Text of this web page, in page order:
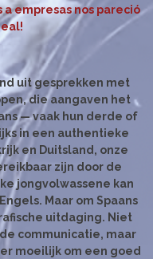
empresas nos pareció
uit gesprekken met
die aangaven het
— vaak hun derde of
in een authentieke
en Duitsland, onze
zijn door de
jongvolwassene kan
Maar om Spaans
uitdaging. Niet
communicatie, maar
moeilijk om een goed